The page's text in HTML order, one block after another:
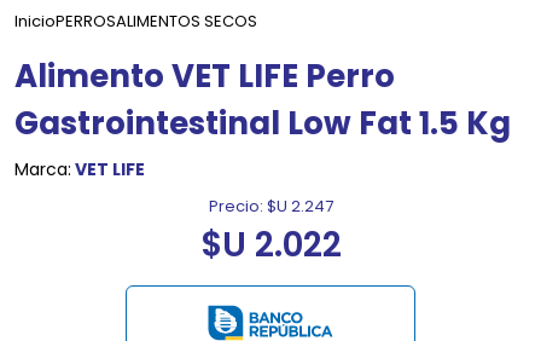
InicioPERROSALIMENTOS SECOS
Alimento VET LIFE Perro
Gastrointestinal Low Fat 1.5 Kg
Marca: VET LIFE
Precio: $U 2.247
$U 2.022